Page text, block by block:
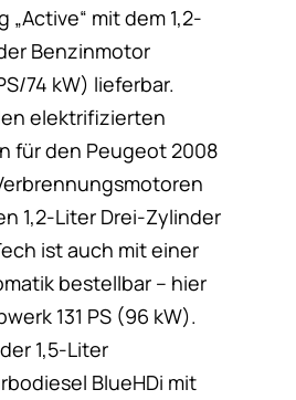
mit dem 1,2-
Benzinmotor
74 kW) lieferbar.
elektrifizierten
für den Peugeot 2008
1,2-Liter Drei-Zylinder
ist auch mit einer
bestellbar – hier
131 PS (96 kW).
1,5-Liter
BlueHDi mit